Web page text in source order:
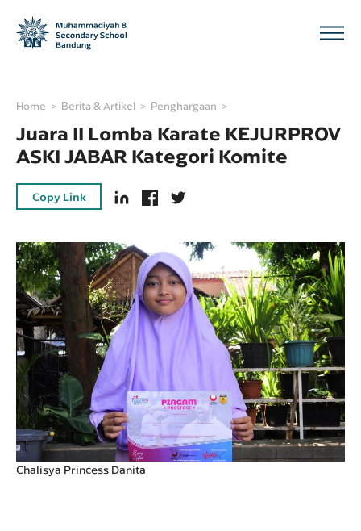
Home Berita & Artikel Penghargaan
Juara II Lomba Karate KEJURPROV
ASKI JABAR Kategori Komite
Copy Link
Chalisya Princess Danita